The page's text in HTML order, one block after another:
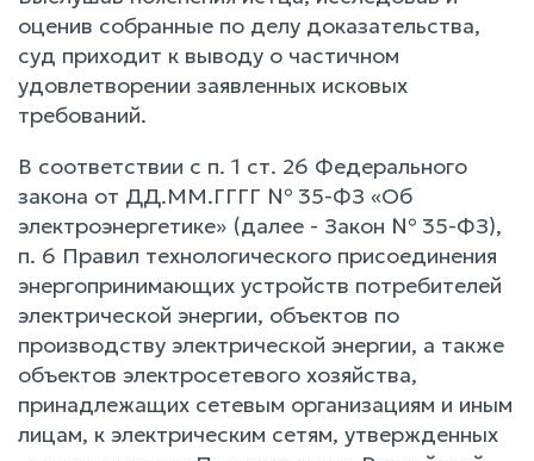
оценив собранные по делу доказательства,
суд приходит к выводу о частичном
удовлетворении заявленных исковых
требований.
В соответствии с п. 1 ст. 26 Федерального
закона от ДД.ММ.ГГГГ № 35-ФЗ «Об
электроэнергетике» (далее - Закон № 35-ФЗ),
п. 6 Правил технологического присоединения
энергопринимающих устройств потребителей
электрической энергии, объектов по
производству электрической энергии, а также
объектов электросетевого хозяйства,
принадлежащих сетевым организациям и иным
лицам, к электрическим сетям, утвержденных